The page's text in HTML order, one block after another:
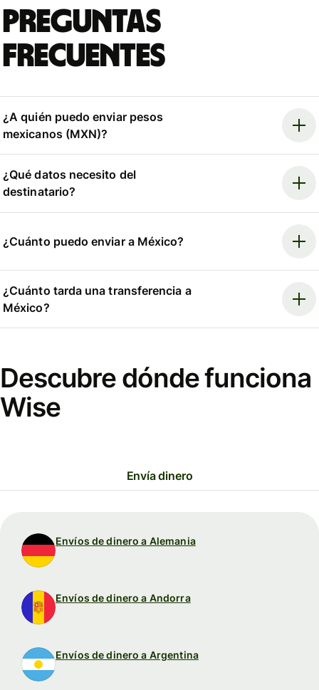
Preguntas
frecuentes
¿A quién puedo enviar pesos
mexicanos (MXN)?
¿Qué datos necesito del
destinatario?
¿Cuánto puedo enviar a México?
¿Cuánto tarda una transferencia a
México?
Descubre dónde funciona
Wise
Envía dinero
Envíos de dinero a Alemania
Envíos de dinero a Andorra
Envíos de dinero a Argentina